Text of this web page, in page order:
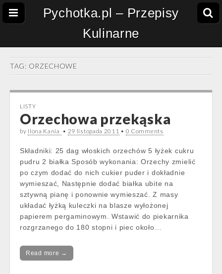
Pychotka.pl – Przepisy
Kulinarne
TAG: ORZECHOWE
LISTY
Orzechowa przekąska
by Ilona Kania • 29 listopada 2011 • 0 Comments
Składniki: 25 dag włoskich orzechów 5 łyżek cukru
pudru 2 białka Sposób wykonania: Orzechy zmielić
po czym dodać do nich cukier puder i dokładnie
wymieszać, Następnie dodać białka ubite na
sztywną pianę i ponownie wymieszać. Z masy
układać łyżką kuleczki na blasze wyłożonej
papierem pergaminowym. Wstawić do piekarnika
rozgrzanego do 180 stopni i piec około…
Read more →